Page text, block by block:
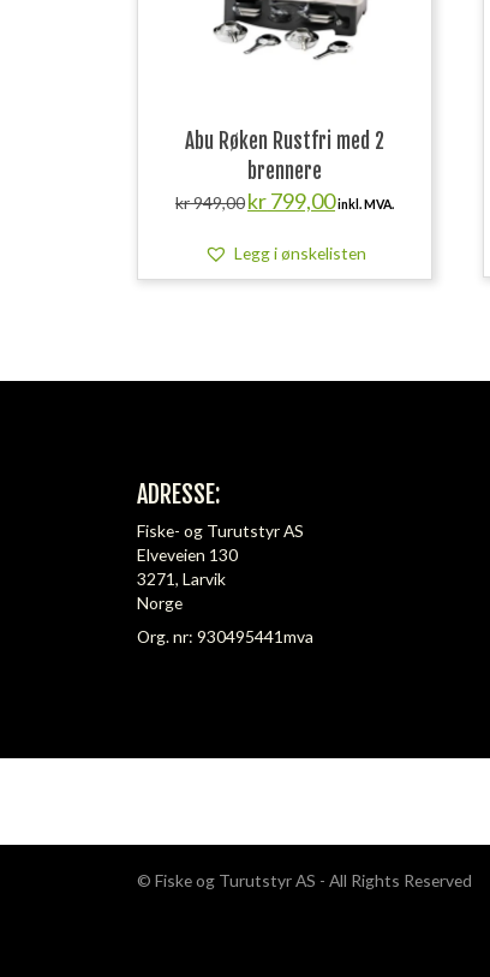
Abu Røken Rustfri med 2
brennere
kr949,00 Opprinnelig
pris
kr 949,00.
kr799,00Nåværende
pris
kr 799,00.
inkl. MVA.
Legg i ønskelisten
ADRESSE:
Fiske- og Turutstyr AS
Elveveien 130
3271, Larvik
Norge
Org. nr: 930495441mva
© Fiske og Turutstyr AS - All Rights Reserved